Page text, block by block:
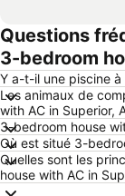
Questions
3-bedroom
Y a-t-il une piscine
Les animaux de
with AC in Superior,
3-bedroom house
Où est situé 3-
Quelles sont les
house with AC in